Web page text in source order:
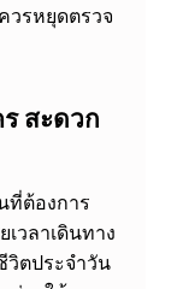
วรหยุดตรวจ
สะดวก
ที่ต้องการ
วลาเดินทาง
วิตประจำวัน